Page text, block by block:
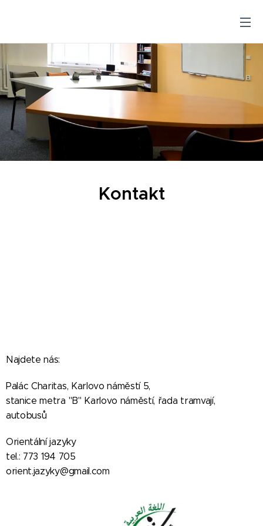
Kontakt
Najdete nás:
Palác Charitas, Karlovo náměstí 5,
stanice metra "B" Karlovo náměstí, řada tramvají,
autobusů
Orientální jazyky
tel.: 773 194 705
orient.jazyky@gmail.com